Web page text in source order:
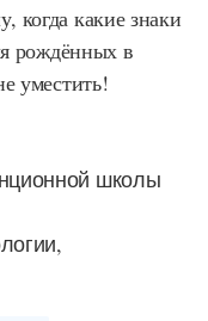
какие знаки
рождённых в
уместить!
школы